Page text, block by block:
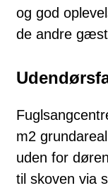
og god
de andre
m2
uden for
til skoven via